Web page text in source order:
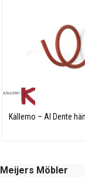
Källemo – Al Dente
Meijers Möbler